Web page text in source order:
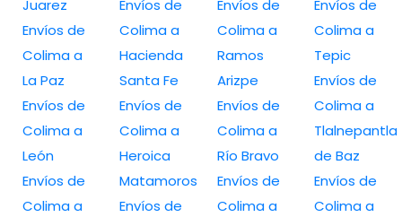
Juarez
Envíos de
Colima a
La Paz
Envíos de
Colima a
León
Envíos de
Colima a
Envíos de
Colima a
Hacienda
Santa Fe
Envíos de
Colima a
Heroica
Matamoros
Envíos de
Envíos de
Colima a
Ramos
Arizpe
Envíos de
Colima a
Río Bravo
Envíos de
Colima a
Envíos de
Colima a
Tepic
Envíos de
Colima a
Tlalnepantla
de Baz
Envíos de
Colima a